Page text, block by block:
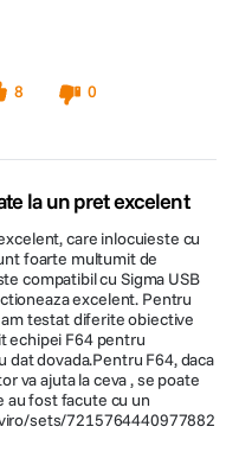
8
0
la un pret excelent
care inlocuieste cu
foarte multumit de
compatibil cu Sigma USB
excelent. Pentru
testat diferite obiective
echipei F64 pentru
dat dovada.Pentru F64, daca
va ajuta la ceva , se poate
au fost facute cu un
sets/7215764440977882